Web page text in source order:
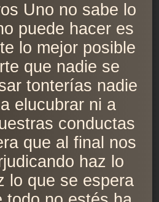
Uno no sabe lo
puede hacer es
lo mejor posible
que nadie se
tonterías nadie
elucubrar ni a
conductas
que al final nos
haz lo
lo que se espera